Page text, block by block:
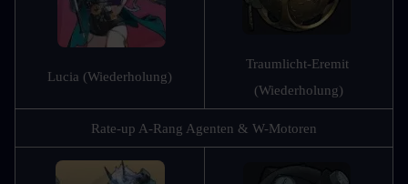
Lucia (Wiederholung)
Traumlicht-Eremit
(Wiederholung)
Rate-up A-Rang Agenten & W-Motoren